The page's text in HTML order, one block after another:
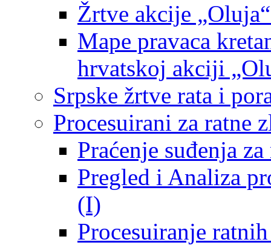
Žrtve akcije
Mape pravaca
hrvatskoj akciji
Srpske žrtve rata i
Procesuirani za ratne
Praćenje suđenja
Pregled i Analiza
(I)
Procesuiranje